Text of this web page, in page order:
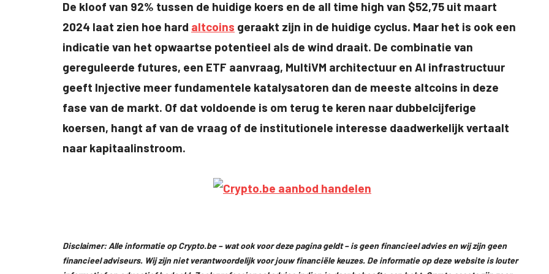
De kloof van 92% tussen de huidige koers en de all time high van $52,75 uit maart
2024 laat zien hoe hard altcoins geraakt zijn in de huidige cyclus. Maar het is ook een
indicatie van het opwaartse potentieel als de wind draait. De combinatie van
gereguleerde futures, een ETF aanvraag, MultiVM architectuur en AI infrastructuur
geeft Injective meer fundamentele katalysatoren dan de meeste altcoins in deze
fase van de markt. Of dat voldoende is om terug te keren naar dubbelcijferige
koersen, hangt af van de vraag of de institutionele interesse daadwerkelijk vertaalt
naar kapitaalinstroom.
Disclaimer: Alle informatie op Crypto.be – wat ook voor deze pagina geldt – is geen financieel advies en wij zijn geen
financieel adviseurs. Wij zijn niet verantwoordelijk voor jouw financiële keuzes. De informatie op deze website is louter